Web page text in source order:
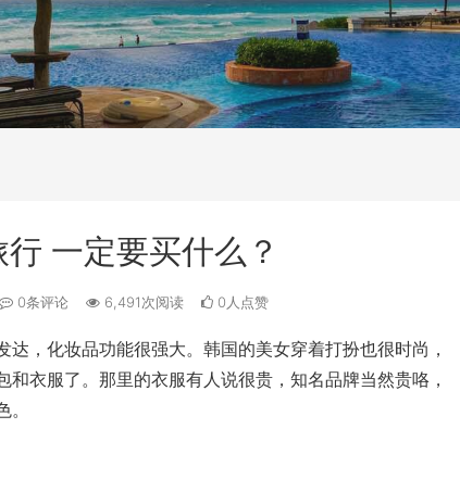
一定要买什么？
0条评论 6,491次阅读 0人点赞
，化妆品功能很强大。韩国的美女穿着打扮也很时尚，
衣服了。那里的衣服有人说很贵，知名品牌当然贵咯，